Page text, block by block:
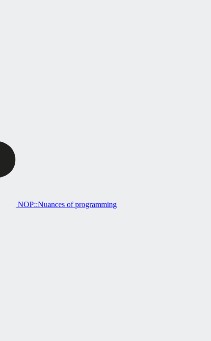
NOP::Nuances of programming